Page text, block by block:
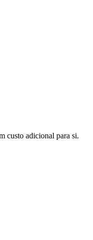
custo adicional para si.